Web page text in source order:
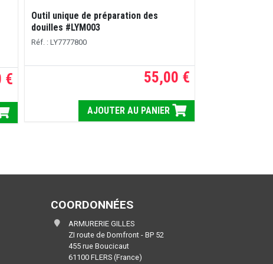
€
Outil unique de préparation des
douilles #LYM003
Réf. : LY7777800
55,00 €
AJOUTER AU PANIER
COORDONNÉES
ARMURERIE GILLES
ZI route de Domfront - BP 52
455 rue Boucicaut
61100 FLERS (France)